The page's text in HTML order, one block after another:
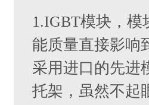
1.IGBT模块，
能质量直接影响
采用进口的先进
托架，虽然不起